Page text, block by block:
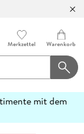
Merkzettel Warenkorb
mit dem